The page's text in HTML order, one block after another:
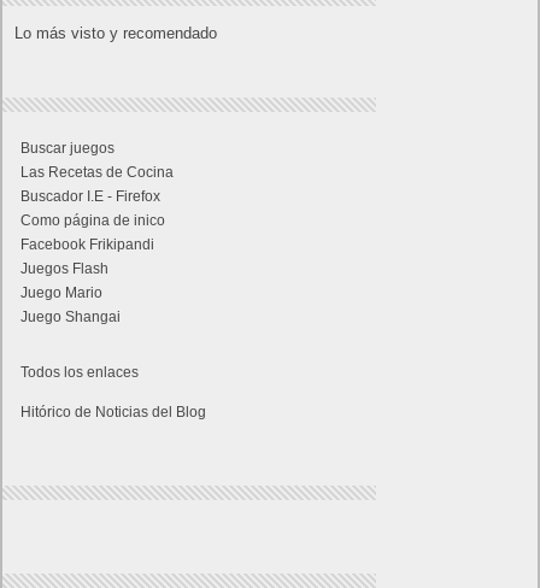
Lo más visto y recomendado
Buscar juegos
Las Recetas de Cocina
Buscador I.E - Firefox
Como página de inico
Facebook Frikipandi
Juegos Flash
Juego Mario
Juego Shangai
Todos los enlaces
Hitórico de Noticias del Blog